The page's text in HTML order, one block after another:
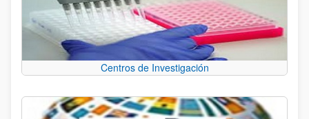
Centros de Investigación